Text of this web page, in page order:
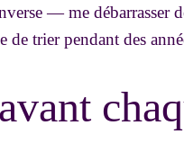
— me débarrasser
de trier pendant des